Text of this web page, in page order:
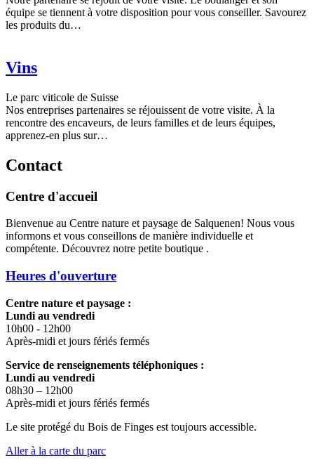
équipe se tiennent à votre disposition pour vous conseiller. Savourez
les produits du…
Vins
Le parc viticole de Suisse
Nos entreprises partenaires se réjouissent de votre visite. À la
rencontre des encaveurs, de leurs familles et de leurs équipes,
apprenez-en plus sur…
Contact
Centre d'accueil
Bienvenue au Centre nature et paysage de Salquenen! Nous vous
informons et vous conseillons de manière individuelle et
compétente. Découvrez notre petite boutique .
Heures d'ouverture
Centre nature et paysage :
Lundi au vendredi
10h00 - 12h00
Après-midi et jours fériés fermés
Service de renseignements téléphoniques :
Lundi au vendredi
08h30 – 12h00
Après-midi et jours fériés fermés
Le site protégé du Bois de Finges est toujours accessible.
Aller à la carte du parc